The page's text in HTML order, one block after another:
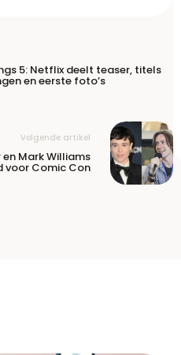
5: Netflix deelt teaser, titels
en eerste foto’s
Volgende artikel
Mark Williams
voor Comic Con